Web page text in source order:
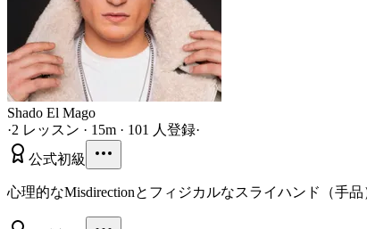
Shado El Mago
·2 レッスン · 15m · 101 人登録·
公式初級
心理的なMisdirectionとフィジカルなスライハンド（手